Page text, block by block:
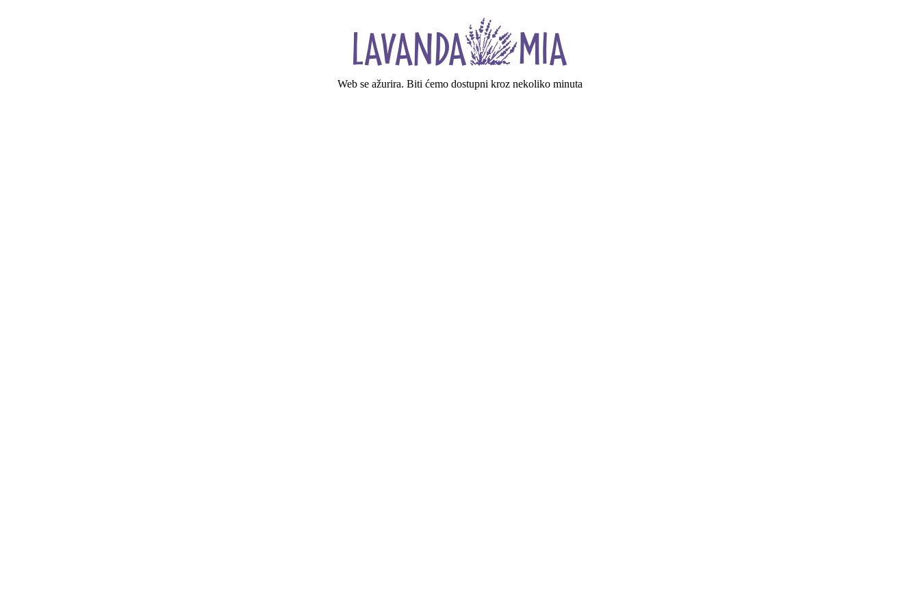
Web se ažurira. Biti ćemo dostupni kroz nekoliko minuta